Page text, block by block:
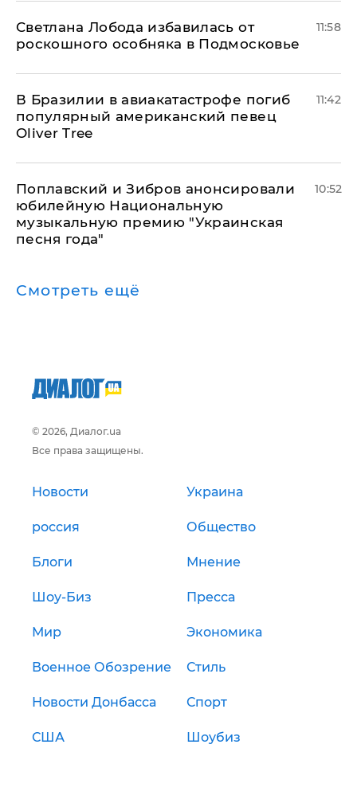
Светлана Лобода избавилась от
роскошного особняка в Подмосковье
11:58
В Бразилии в авиакатастрофе погиб
популярный американский певец
Oliver Tree
11:42
Поплавский и Зибров анонсировали
юбилейную Национальную
музыкальную премию "Украинская
песня года"
10:52
Смотреть ещё
© 2026, Диалог.ua
Все права защищены.
Новости Украина
россия Общество
Блоги Мнение
Шоу-Биз Пресса
Мир Экономика
Военное Обозрение Стиль
Новости Донбасса Спорт
США Шоубиз